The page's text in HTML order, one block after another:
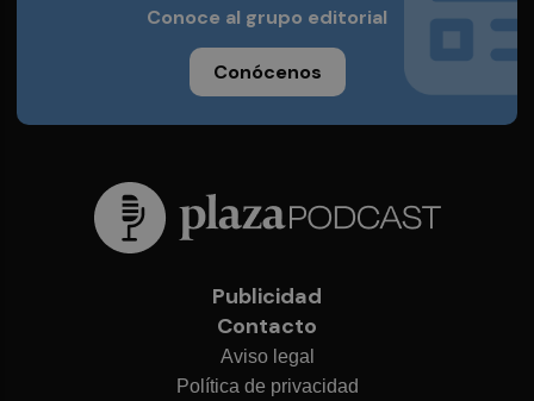
Conoce al grupo editorial
Conócenos
Publicidad
Contacto
Aviso legal
Política de privacidad